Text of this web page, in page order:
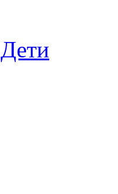
Дети